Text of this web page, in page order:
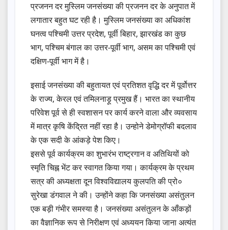
प्रजनन दर मुस्लिम जनसंख्या की प्रजनन दर के अनुपात में
लगातार बहुत घट रही है। मुस्लिम जनसंख्या का अधिकांश
घनत्व पश्चिमी उत्तर प्रदेश, पूर्वी बिहार, झारखंड का कुछ
भाग, पश्चिम बंगाल का उत्तर-पूर्वी भाग, असम का पश्चिमी एवं
दक्षिण-पूर्वी भाग में है।
इसाई जनसंख्या की बहुतायत एवं प्रतिशत वृद्धि दर में पूर्वोत्तर
के राज्य, केरल एवं तमिलनाड़ू प्रमुख हैं। भारत का स्थानीय
परिवेश पूर्व से ही स्वशासन पर कार्य करने वाला और व्यवसाय
में मात्र कृषि केंद्रित नहीं रहा है। उन्होने डेमोग्रॉफी बदलाव
के एक सदी के आंकड़े पेश किए।
इससे पूर्व कार्यक्रम का शुभारंभ राष्ट्रगान व अतिथियों को
स्मृति चिह्न भेंट कर स्वागत किया गया। कार्यक्रम के प्रथम
सत्र की अध्यक्षता दून विश्वविद्यालय कुलपति की प्रो०
सुरेखा डंगवाल ने की। उन्होंने कहा कि जनसंख्या असंतुलन
एक बड़ी गंभीर समस्या है। जनसंख्या असंतुलन के आँकड़ों
का वैज्ञानिक रूप से निरीक्षण एवं अध्ययन किया जाना अत्यंत